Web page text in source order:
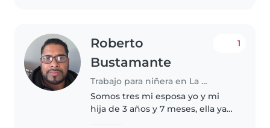
Roberto
Bustamante
Trabajo para niñera en La Paz
1
Somos tres mi esposa yo y mi
hija de 3 años y 7 meses, ella ya